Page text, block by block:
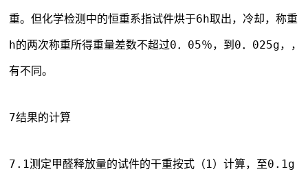
重。但化学检测中的恒重系指试件烘于6h取出，冷却，称重
h的两次称重所得重量差数不超过0．05％，到0．025g，，
有不同。
7结果的计算
7.1测定甲醛释放量的试件的干重按式（1）计算，至0.1g